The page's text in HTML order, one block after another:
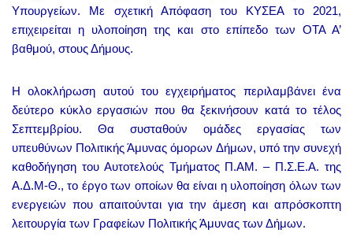
Υπουργείων. Με σχετική Απόφαση του ΚΥΣΕΑ το 2021,
επιχειρείται η υλοποίηση της και στο επίπεδο των ΟΤΑ Α’
βαθμού, στους Δήμους.
Η ολοκλήρωση αυτού του εγχειρήματος περιλαμβάνει ένα
δεύτερο κύκλο εργασιών που θα ξεκινήσουν κατά το τέλος
Σεπτεμβρίου. Θα συσταθούν ομάδες εργασίας των
υπευθύνων Πολιτικής Άμυνας όμορων Δήμων, υπό την συνεχή
καθοδήγηση του Αυτοτελούς Τμήματος Π.ΑΜ. – Π.Σ.Ε.Α. της
Α.Δ.Μ-Θ., το έργο των οποίων θα είναι η υλοποίηση όλων των
ενεργειών που απαιτούνται για την άμεση και απρόσκοπτη
λειτουργία των Γραφείων Πολιτικής Άμυνας των Δήμων.